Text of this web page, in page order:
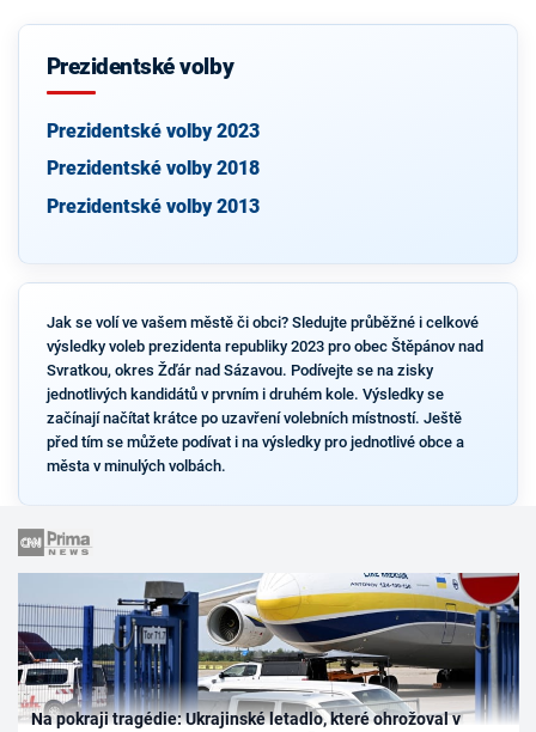
Prezidentské volby
Prezidentské volby 2023
Prezidentské volby 2018
Prezidentské volby 2013
Jak se volí ve vašem městě či obci? Sledujte průběžné i celkové
výsledky voleb prezidenta republiky 2023 pro obec Štěpánov nad
Svratkou, okres Žďár nad Sázavou. Podívejte se na zisky
jednotlivých kandidátů v prvním i druhém kole. Výsledky se
začínají načítat krátce po uzavření volebních místností. Ještě
před tím se můžete podívat i na výsledky pro jednotlivé obce a
města v minulých volbách.
Na pokraji tragédie: Ukrajinské letadlo, které ohrožoval v